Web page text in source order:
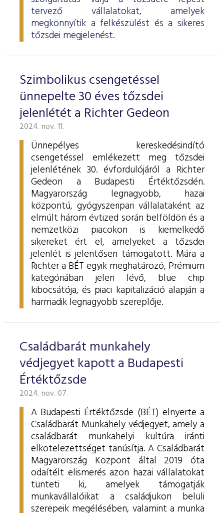
tervező vállalatokat, amelyek
megkönnyítik a felkészülést és a sikeres
tőzsdei megjelenést.
Szimbolikus csengetéssel
ünnepelte 30 éves tőzsdei
jelenlétét a Richter Gedeon
2024. nov. 11.
Ünnepélyes kereskedésindító
csengetéssel emlékezett meg tőzsdei
jelenlétének 30. évfordulójáról a Richter
Gedeon a Budapesti Értéktőzsdén.
Magyarország legnagyobb, hazai
központú, gyógyszeripari vállalataként az
elmúlt három évtized során belföldön és a
nemzetközi piacokon is kiemelkedő
sikereket ért el, amelyeket a tőzsdei
jelenlét is jelentősen támogatott. Mára a
Richter a BÉT egyik meghatározó, Prémium
kategóriában jelen lévő, blue chip
kibocsátója, és piaci kapitalizáció alapján a
harmadik legnagyobb szereplője.
Családbarát munkahely
védjegyet kapott a Budapesti
Értéktőzsde
2024. nov. 07.
A Budapesti Értéktőzsde (BÉT) elnyerte a
Családbarát Munkahely védjegyet, amely a
családbarát munkahelyi kultúra iránti
elkötelezettséget tanúsítja. A Családbarát
Magyarország Központ által 2019 óta
odaítélt elismerés azon hazai vállalatokat
tünteti ki, amelyek támogatják
munkavállalóikat a családjukon belüli
szerepeik megélésében, valamint a munka